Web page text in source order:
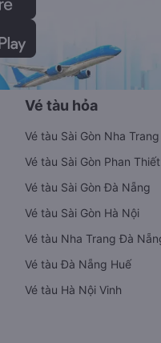
Vé tàu hỏa
Vé tàu Sài Gòn Nha Trang
Vé tàu Sài Gòn Phan Thiết
Vé tàu Sài Gòn Đà Nẵng
Vé tàu Sài Gòn Hà Nội
Vé tàu Nha Trang Đà
Vé tàu Đà Nẵng Huế
Vé tàu Hà Nội Vinh